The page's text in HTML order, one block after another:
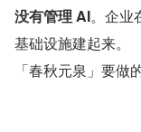
没有管理 AI。企业
基础设施建起来。
「春秋元泉」要做